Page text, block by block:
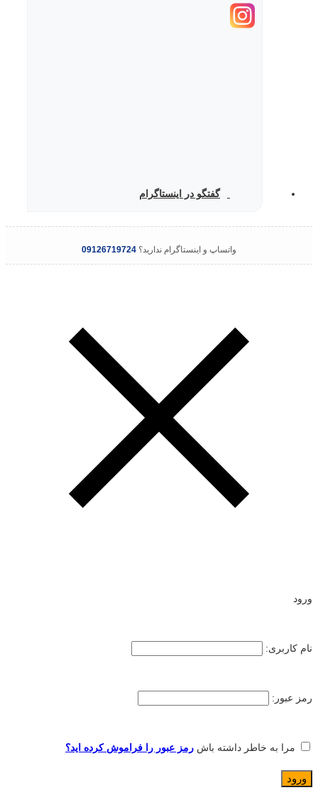
گفتگو در اینستاگرام
واتساپ و اینستاگرام ندارید؟ 09126719724
ورود
نام کاربری:
رمز عبور:
مرا به خاطر داشته باش رمز عبور را فراموش کرده اید؟